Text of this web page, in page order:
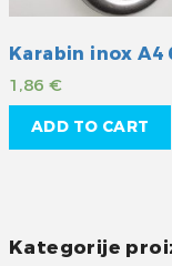
Karabin inox A4
1,86 €
ADD TO CART
Kategorije